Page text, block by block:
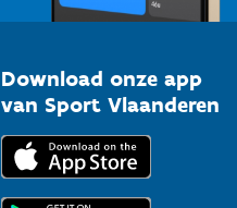
Download onze app
van Sport Vlaanderen